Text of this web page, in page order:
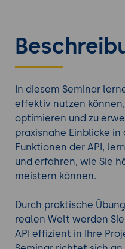
In diesem Seminar
effektiv nutzen
optimieren und zu
praxisnahe Einblicke
Funktionen der API,
und erfahren, wie Sie
meistern können.
Durch praktische
realen Welt werden
API effizient in Ihre